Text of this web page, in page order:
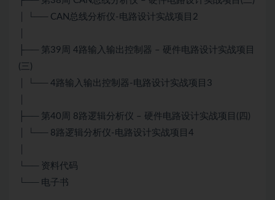
│ └── CAN总线分析仪-电路设计实战项目2
├── 第39周 4路输入输出控制器 – 硬件电路设计实战项目
(三)
│ └── 4路输入输出控制器-电路设计实战项目3
├── 第40周 8路逻辑分析仪 – 硬件电路设计实战项目(四)
│ └── 8路逻辑分析仪-电路设计实战项目4
└── 资料代码
└── 电子书